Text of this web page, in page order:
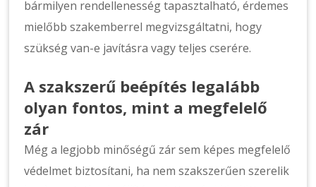
bármilyen rendellenesség tapasztalható, érdemes
mielőbb szakemberrel megvizsgáltatni, hogy
szükség van-e javításra vagy teljes cserére.
A szakszerű beépítés legalább
olyan fontos, mint a megfelelő
zár
Még a legjobb minőségű zár sem képes megfelelő
védelmet biztosítani, ha nem szakszerűen szerelik